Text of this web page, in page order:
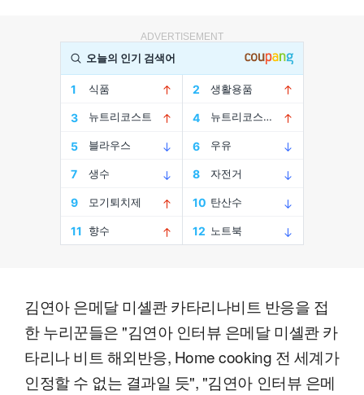
ADVERTISEMENT
김연아 은메달 미셸콴 카타리나비트 반응을 접
한 누리꾼들은 "김연아 인터뷰 은메달 미셸콴 카
타리나 비트 해외반응, Home cooking 전 세계가
인정할 수 없는 결과일 듯", "김연아 인터뷰 은메